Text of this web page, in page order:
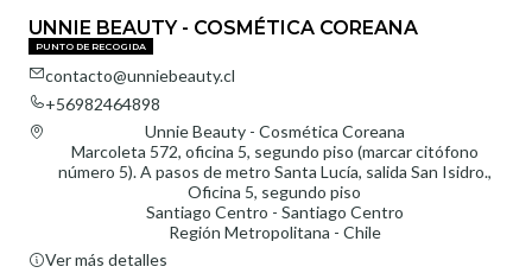
UNNIE BEAUTY - COSMÉTICA COREANA
PUNTO DE RECOGIDA
contacto@unniebeauty.cl
+56982464898
Unnie Beauty - Cosmética Coreana
Marcoleta 572, oficina 5, segundo piso (marcar citófono
número 5). A pasos de metro Santa Lucía, salida San Isidro.,
Oficina 5, segundo piso
Santiago Centro - Santiago Centro
Región Metropolitana - Chile
Ver más detalles